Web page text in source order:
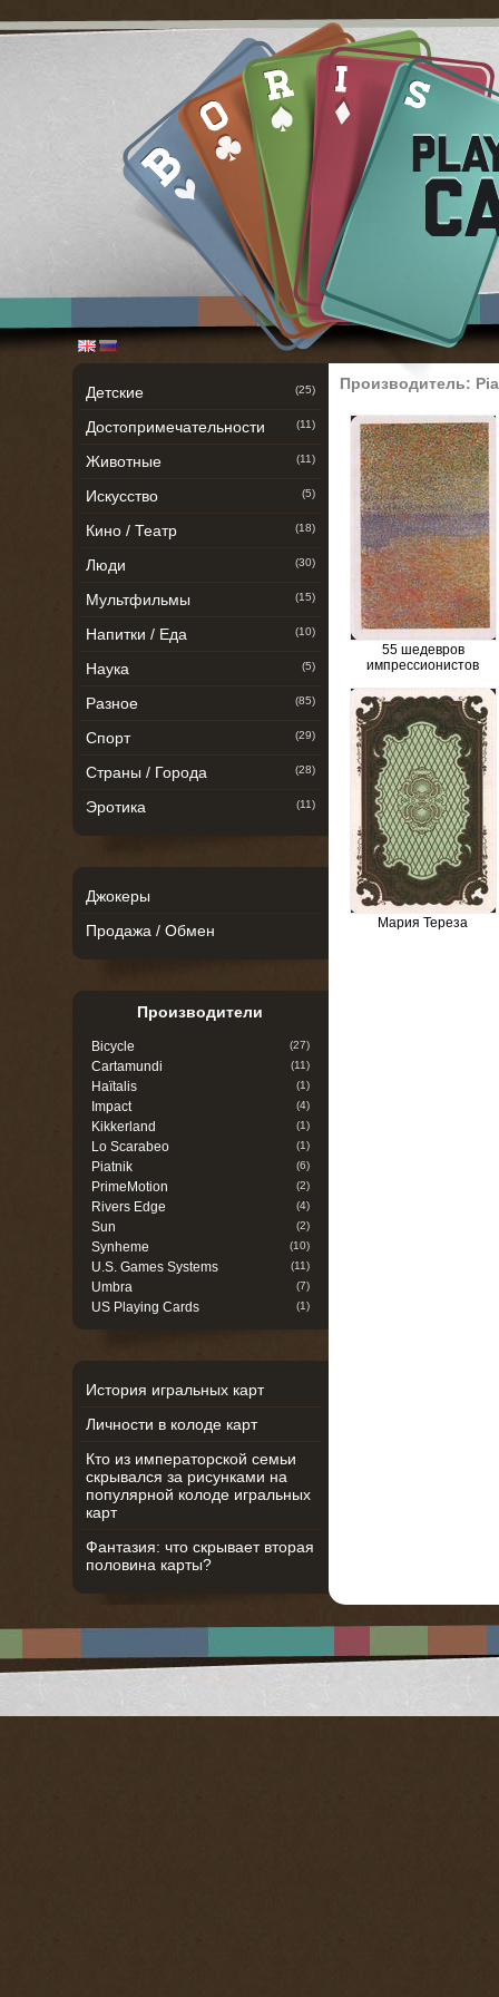
(25)
Детские
(11)
Достопримечательности
(11)
Животные
(5)
Искусство
(18)
Кино / Театр
(30)
Люди
(15)
Мультфильмы
(10)
Напитки / Еда
(5)
Наука
(85)
Разное
(29)
Спорт
(28)
Страны / Города
(11)
Эротика
Джокеры
Продажа / Обмен
Производители
(27)
Bicycle
(11)
Cartamundi
(1)
Haïtalis
(4)
Impact
(1)
Kikkerland
(1)
Lo Scarabeo
(6)
Piatnik
(2)
PrimeMotion
(4)
Rivers Edge
(2)
Sun
(10)
Synheme
(11)
U.S. Games Systems
(7)
Umbra
(1)
US Playing Cards
История игральных карт
Личности в колоде карт
Кто из императорской семьи
скрывался за рисунками на
популярной колоде игральных
карт
Фантазия: что скрывает вторая
половина карты?
Производитель:
55 шедевров
импрессионистов
Мария Тереза